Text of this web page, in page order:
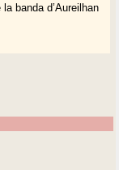
banda d’Aureilhan